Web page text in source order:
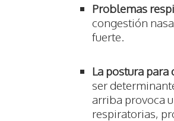
Problemas
congestión
fuerte.
La postura para
ser
arriba provoca
respiratorias,